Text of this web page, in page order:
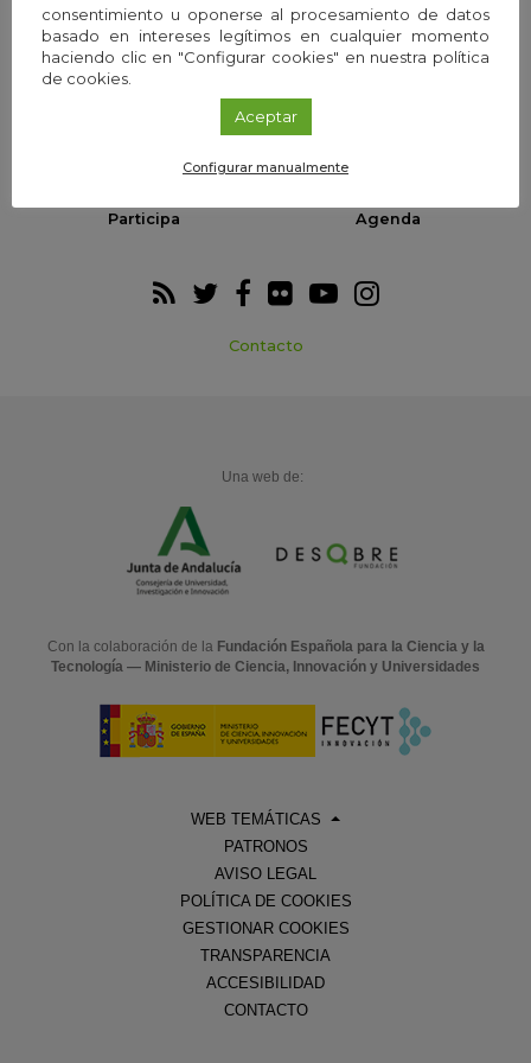
Participa Agenda
Contacto
Una web de:
Con la colaboración de la Fundación Española para la Ciencia y la
Tecnología — Ministerio de Ciencia, Innovación y Universidades
WEB TEMÁTICAS
PATRONOS
AVISO LEGAL
POLÍTICA DE COOKIES
GESTIONAR COOKIES
TRANSPARENCIA
ACCESIBILIDAD
CONTACTO
consentimiento u oponerse al procesamiento de datos
basado en intereses legítimos en cualquier momento
haciendo clic en "Configurar cookies" en nuestra política
de cookies.
Aceptar
Configurar manualmente